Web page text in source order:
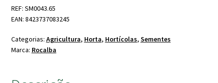
Egipto
REF: SM0043.65
EAN: 8423737083245
Categorias: Agricultura, Horta, Hortícolas, Sementes
Marca: Rocalba